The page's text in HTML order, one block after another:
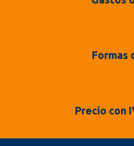
Formas
Precio con